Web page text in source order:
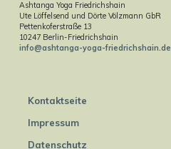
Ashtanga Yoga Friedrichshain
Ute Löffelsend und Dörte Völzmann GbR
Pettenkoferstraße 13
10247 Berlin-Friedrichshain
info@ashtanga-yoga-friedrichshain.de
Kontaktseite
Impressum
Datenschutz